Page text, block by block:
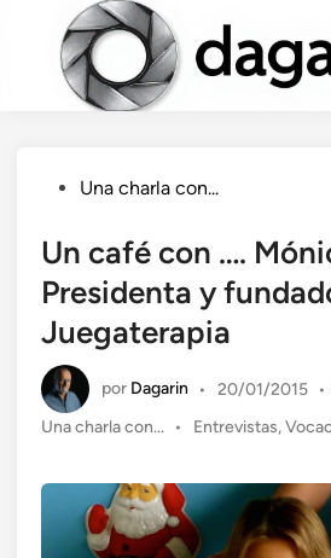
contenido
Publicado
Una charla con...
Un café con ….
Presidenta y
Juegaterapia
por Dagarin • 20/01/2015 •
Publicado
Una charla con... • Entrevistas,